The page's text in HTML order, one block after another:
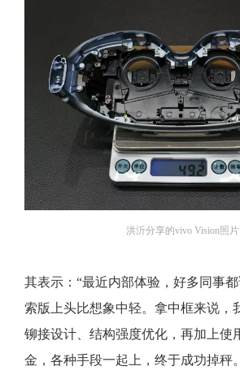
洪沂分享的vivo Vision照片
其表示：“最近内部体验，好多同事
索版上头比想象中轻。拿中框来说，
铆接设计、结构强度优化，再加上使
金，各种手段一起上，终于成功掉秤